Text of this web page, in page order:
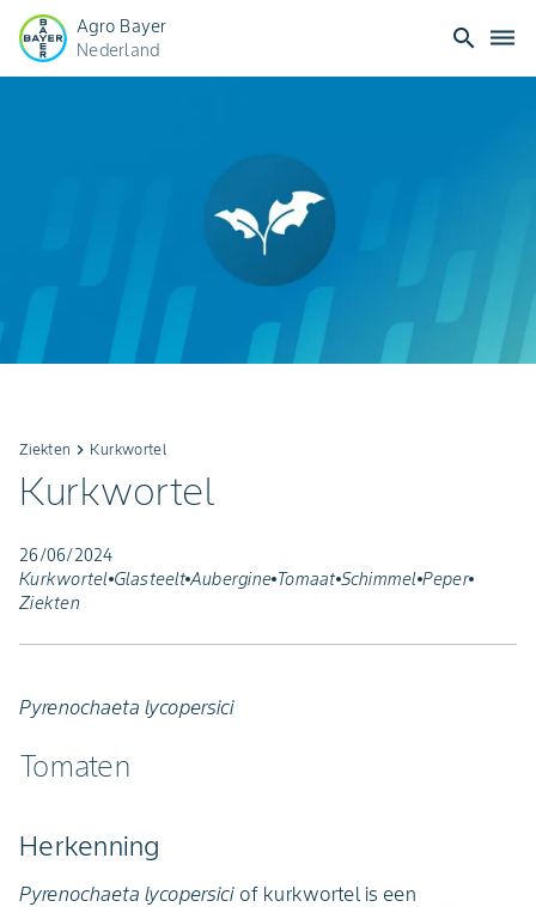
Agro Bayer
Nederland
search dehaze
Ziekten keyboard_arrow_right Kurkwortel
Kurkwortel
26/06/2024
Kurkwortel Glasteelt Aubergine Tomaat Schimmel Peper
Ziekten
Pyrenochaeta lycopersici
Tomaten
Herkenning
Pyrenochaeta lycopersici of kurkwortel is een